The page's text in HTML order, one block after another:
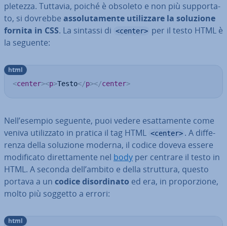
ple­tez­za. Tuttavia, poiché è obsoleto e non più sup­por­ta­
to, si dovrebbe as­so­lu­ta­men­te uti­liz­za­re la soluzione
fornita in CSS. La sintassi di <center> per il testo HTML è
la seguente:
<center><p>Testo</p></center>
html
Nell’esempio seguente, puoi vedere esat­ta­men­te come
veniva uti­liz­za­to in pratica il tag HTML <center> . A dif­fe­
ren­za della soluzione moderna, il codice doveva essere
mo­di­fi­ca­to di­ret­ta­men­te nel body per centrare il testo in
HTML. A seconda dell’ambito e della struttura, questo
portava a un codice di­sor­di­na­to ed era, in pro­por­zio­ne,
molto più soggetto a errori:
html